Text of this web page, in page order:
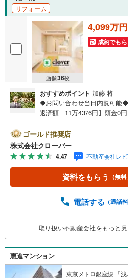
リフォーム
画像36枚
4,099万円
成約でも
おすすめポイント 加藤 将
◆お問い合わせ当日内覧可能
返済額 11万4376円】頭金0
●住宅ローン、諸費用ローンお
石原に佇むクレド・ハイツリ
匹飼育可能。都営大江戸線「
国」駅徒歩14分。1988年1月
階建て、総戸数13戸、管理
に大規模修繕工事実施済みで
「浅草」エリアも生活圏内。
の？■分からない事、何でも
能です！■平日・土日・祝祭
可能。ご指定の場所にお車で
購入のご相談も随時開催中
買換えのご相談 ○ご自宅査定
ております！
ゴールド推奨店
株式会社クローバー
4.47 不動産会社レ
資料をもらう （無料
電話する （通話
取り扱い不動産会社をもっと
恵進マンション
東京メトロ銀座線 「